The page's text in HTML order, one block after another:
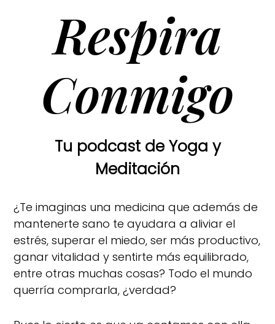
Respira
Conmigo
Tu podcast de Yoga y
Meditación
¿Te imaginas una medicina que además de
mantenerte sano te ayudara a aliviar el
estrés, superar el miedo, ser más productivo,
ganar vitalidad y sentirte más equilibrado,
entre otras muchas cosas? Todo el mundo
querría comprarla, ¿verdad?